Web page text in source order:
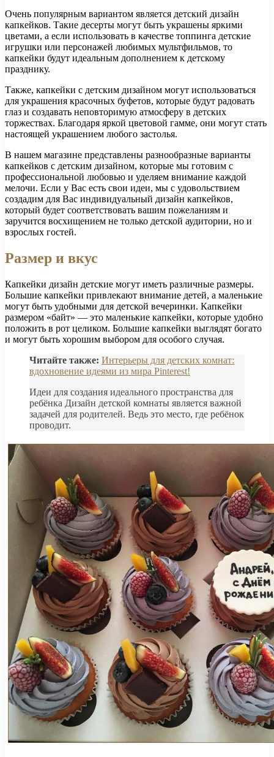
Очень популярным вариантом является детский дизайн
капкейков. Такие десерты могут быть украшены яркими
цветами, а если использовать в качестве топпинга детские
игрушки или персонажей любимых мультфильмов, то
капкейки будут идеальным дополнением к детскому
празднику.
Также, капкейки с детским дизайном могут использоваться
для украшения красочных буфетов, которые будут радовать
глаз и создавать неповторимую атмосферу в детских
торжествах. Благодаря яркой цветовой гамме, они могут стать
настоящей украшением любого застолья.
В нашем магазине представлены разнообразные варианты
капкейков с детским дизайном, которые мы готовим с
профессиональной любовью и уделяем внимание каждой
мелочи. Если у Вас есть свои идеи, мы с удовольствием
создадим для Вас индивидуальный дизайн капкейков,
который будет соответствовать вашим пожеланиям и
заручится восхищением не только детской аудитории, но и
взрослых гостей.
Размер и вкус
Капкейки дизайн детские могут иметь различные размеры.
Большие капкейки привлекают внимание детей, а маленькие
могут быть удобными для детской вечеринки. Капкейки
размером «байт» — это маленькие капкейки, которые удобно
положить в рот целиком. Большие капкейки выглядят богато
и могут быть хорошим выбором для особого случая.
Читайте также: Интерьеры для детских комнат:
вдохновение идеями из мира Pinterest!
Идеи для создания идеального пространства для
ребёнка Дизайн детской комнаты является важной
задачей для родителей. Ведь это место, где ребёнок
проводит.